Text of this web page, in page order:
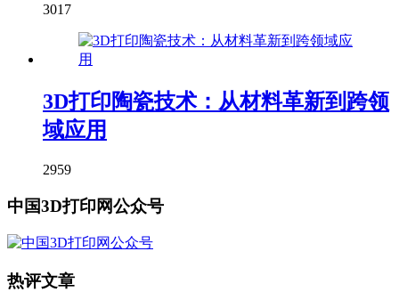
3017
3D打印陶瓷技术：从材料革新到跨领
域应用
2959
中国3D打印网公众号
热评文章